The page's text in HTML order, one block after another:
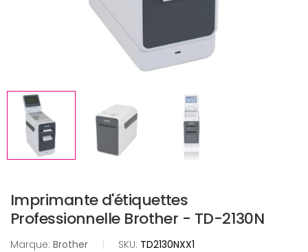
Imprimante d'étiquettes
Professionnelle Brother - TD-2130N
Marque: Brother | SKU: TD2130NXX1